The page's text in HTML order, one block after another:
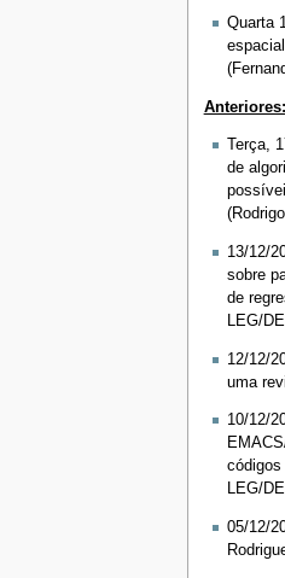
Quarta
Anteriores:
Terça,
de
13/12/
sobre
de
LEG/
12/12/
uma
10/12/
códigos
LEG/
05/12/